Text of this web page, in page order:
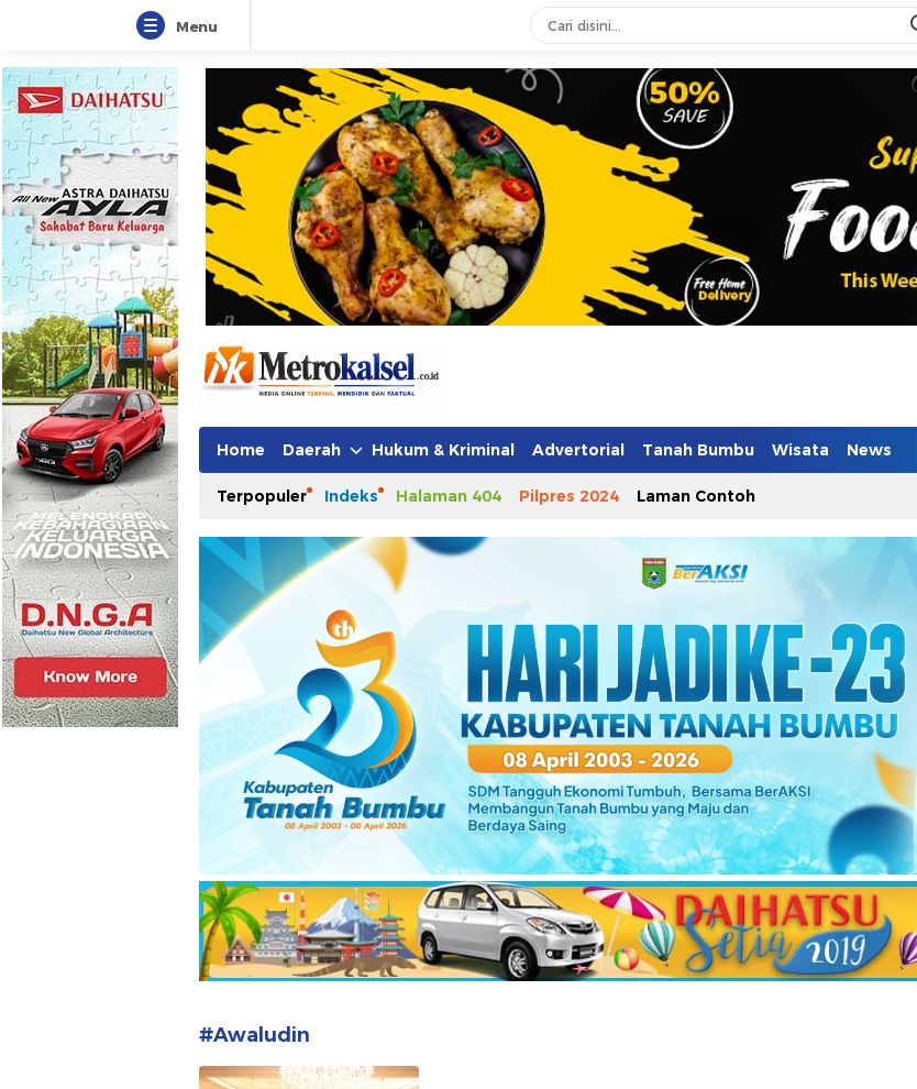
Menu
Metro Kalsel
Media Online Terkini, Faktual dan Mendidik
Home Daerah Hukum & Kriminal Advertorial Tanah Bumbu Wisata News
Terpopuler Indeks Halaman 404 Pilpres 2024 Laman Contoh
#Awaludin